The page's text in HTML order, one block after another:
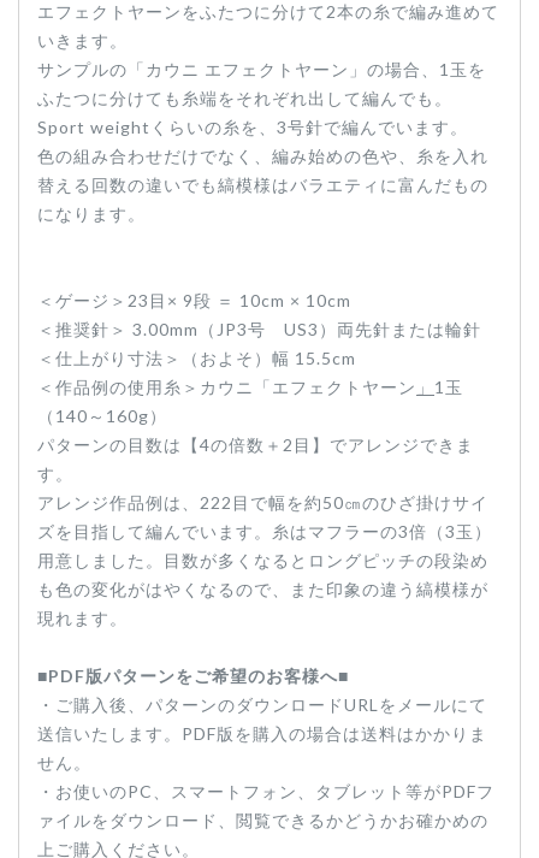
エフェクトヤーンをふたつに分けて2本の糸で編み進めて
いきます。
サンプルの「カウニ エフェクトヤーン」の場合、1玉を
ふたつに分けても糸端をそれぞれ出して編んでも。
Sport weightくらいの糸を、3号針で編んでいます。
色の組み合わせだけでなく、編み始めの色や、糸を入れ
替える回数の違いでも縞模様はバラエティに富んだもの
になります。
＜ゲージ＞23目× 9段 ＝ 10cm × 10cm
＜推奨針＞ 3.00mm（JP3号 US3）両先針または輪針
＜仕上がり寸法＞（およそ）幅 15.5cm
＜作品例の使用糸＞カウニ「エフェクトヤーン 」 1玉
（140～160g）
パターンの目数は【4の倍数＋2目】でアレンジできま
す。
アレンジ作品例は、222目で幅を約50㎝のひざ掛けサイ
ズを目指して編んでいます。糸はマフラーの3倍（3玉）
用意しました。目数が多くなるとロングピッチの段染め
も色の変化がはやくなるので、また印象の違う縞模様が
現れます。
■PDF版パターンをご希望のお客様へ■
・ご購入後、パターンのダウンロードURLをメールにて
送信いたします。PDF版を購入の場合は送料はかかりま
せん。
・お使いのPC、スマートフォン、タブレット等がPDFフ
ァイルをダウンロード、閲覧できるかどうかお確かめの
上ご購入ください。